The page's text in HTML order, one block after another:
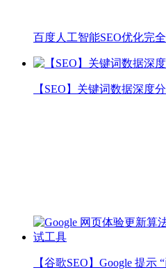
百度人工智能SEO优化完
【SEO】关键词数据深度
【谷歌SEO】Google 提示